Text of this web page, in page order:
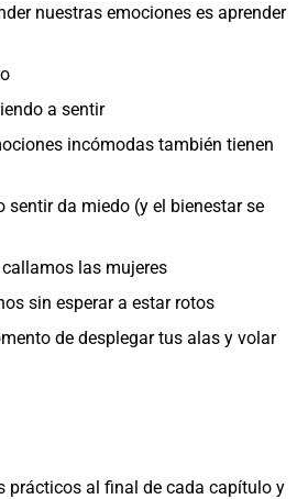
nuestras emociones es aprender
a sentir
incómodas también tienen
sentir da miedo (y el bienestar se
las mujeres
sin esperar a estar rotos
de desplegar tus alas y volar
prácticos al final de cada capítulo y